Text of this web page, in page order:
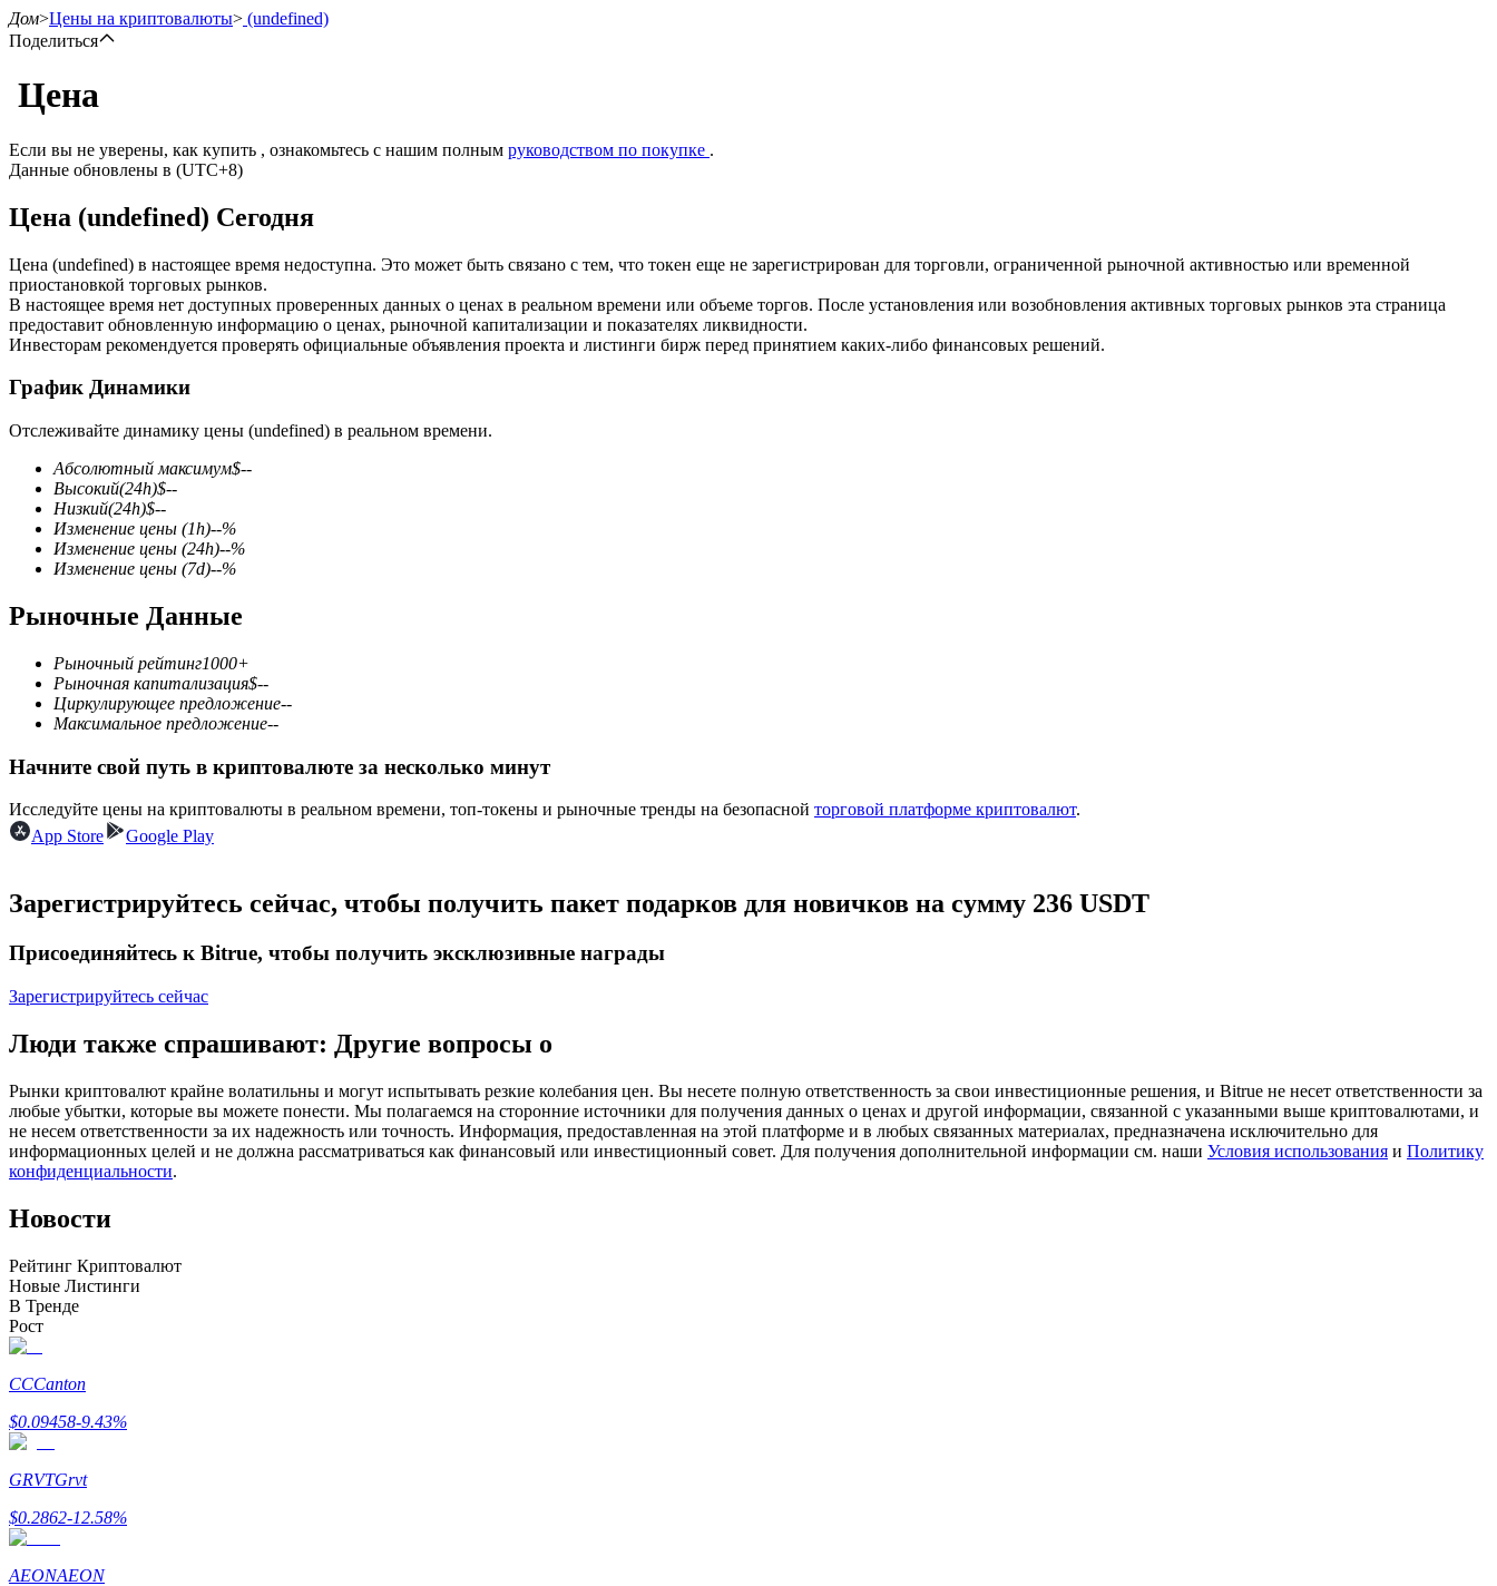
Фьючерсы
USDT-фьючерсы
TradFi
Деривативы на акции, форекс, драгоценные металлы и сырьевые товары
Присоединяйтесь к лучшим трейдерам
Станьте копи-трейдером
Наслаждайтесь распределением прибыли и комиссиями за копи-трейдинг
Дом>Цены на криптовалюты> (undefined)
Поделиться
Цена
Если вы не уверены, как купить , ознакомьтесь с нашим полным руководством по покупке .
Данные обновлены в (UTC+8)
Цена (undefined) Сегодня
Цена (undefined) в настоящее время недоступна. Это может быть связано с тем, что токен еще не зарегистрирован для торговли, ограниченной рыночной активностью или временной
приостановкой торговых рынков.
В настоящее время нет доступных проверенных данных о ценах в реальном времени или объеме торгов. После установления или возобновления активных торговых рынков эта страница
предоставит обновленную информацию о ценах, рыночной капитализации и показателях ликвидности.
Инвесторам рекомендуется проверять официальные объявления проекта и листинги бирж перед принятием каких-либо финансовых решений.
График Динамики
Отслеживайте динамику цены (undefined) в реальном времени.
Абсолютный максимум$--
Высокий(24h)$--
Низкий(24h)$--
Изменение цены (1h)--%
Изменение цены (24h)--%
Изменение цены (7d)--%
Рыночные Данные
Рыночный рейтинг1000+
Рыночная капитализация$--
Циркулирующее предложение--
Максимальное предложение--
Начните свой путь в криптовалюте за несколько минут
Исследуйте цены на криптовалюты в реальном времени, топ-токены и рыночные тренды на безопасной торговой платформе криптовалют.
App Store
Google Play
Зарегистрируйтесь сейчас, чтобы получить пакет подарков для новичков на сумму 236 USDT
Присоединяйтесь к Bitrue, чтобы получить эксклюзивные награды
Зарегистрируйтесь сейчас
Люди также спрашивают: Другие вопросы о
Рынки криптовалют крайне волатильны и могут испытывать резкие колебания цен. Вы несете полную ответственность за свои инвестиционные решения, и Bitrue не несет ответственности за
любые убытки, которые вы можете понести. Мы полагаемся на сторонние источники для получения данных о ценах и другой информации, связанной с указанными выше криптовалютами, и
не несем ответственности за их надежность или точность. Информация, предоставленная на этой платформе и в любых связанных материалах, предназначена исключительно для
информационных целей и не должна рассматриваться как финансовый или инвестиционный совет. Для получения дополнительной информации см. наши Условия использования и Политику
конфиденциальности.
Новости
Рейтинг Криптовалют
Новые Листинги
В Тренде
Рост
CCCanton
$0.09458-9.43%
GRVTGrvt
$0.2862-12.58%
AEONAEON